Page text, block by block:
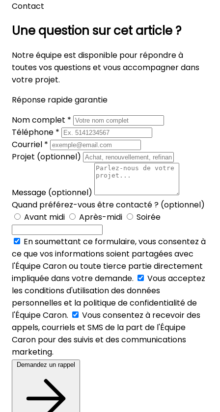
Contact
Une question sur cet article ?
Notre équipe est disponible pour répondre à
toutes vos questions et vous accompagner dans
votre projet.
Réponse rapide garantie
Nom complet *
Téléphone *
Courriel *
Projet (optionnel)
Message (optionnel)
Quand préférez-vous être contacté ? (optionnel)
Avant midi
Après-midi Soirée
En soumettant ce formulaire, vous consentez à
ce que vos informations soient partagées avec
l'Équipe Caron ou toute tierce partie directement
impliquée dans votre demande.
Vous acceptez
les conditions d'utilisation des données
personnelles et la politique de confidentialité de
l'Équipe Caron.
Vous consentez à recevoir des
appels, courriels et SMS de la part de l'Équipe
Caron pour des suivis et des communications
marketing.
Demandez un rappel